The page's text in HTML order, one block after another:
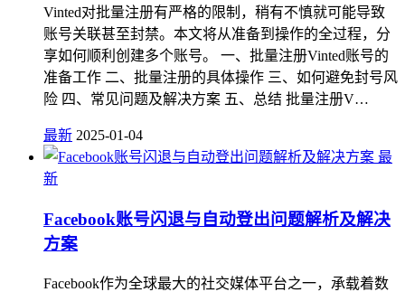
Vinted对批量注册有严格的限制，稍有不慎就可能导致
账号关联甚至封禁。本文将从准备到操作的全过程，分
享如何顺利创建多个账号。 一、批量注册Vinted账号的
准备工作 二、批量注册的具体操作 三、如何避免封号风
险 四、常见问题及解决方案 五、总结 批量注册V…
最新 2025-01-04
最
新
Facebook账号闪退与自动登出问题解析及解决
方案
Facebook作为全球最大的社交媒体平台之一，承载着数